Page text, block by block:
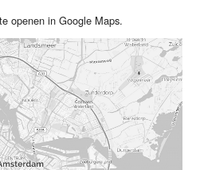
openen in Google Maps.